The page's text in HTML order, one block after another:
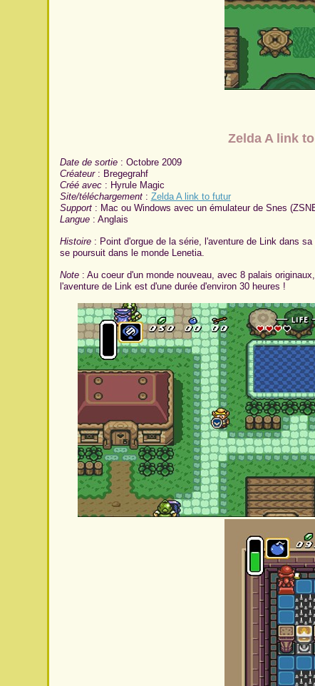
Zelda A link
Date de sortie: Octobre 2009
Créateur: Bregegrahf
Créé avec: Hyrule Magic
Site/téléchargement: Zelda A link to futur
Support: Mac ou Windows avec un émulateur de Snes
Langue: Anglais
Histoire: Point d'orgue de la série, l'aventure de Link dans
se poursuit dans le monde Lenetia.
Note: Au coeur d'un monde nouveau, avec 8 palais
l'aventure de Link est d'une durée d'environ 30 heures !